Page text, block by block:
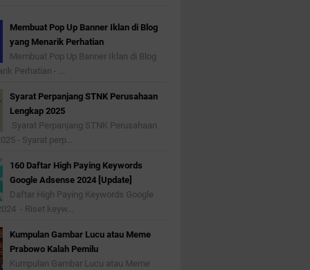
Membuat Pop Up Banner Iklan di Blog
yang Menarik Perhatian
Membuat Pop Up Banner Iklan di Blog
Perhatian - ...
Syarat Perpanjang STNK Perusahaan
Lengkap 2025
Syarat Perpanjang STNK Perusahaan
- Syarat perp...
160 Daftar High Paying Keywords
Google Adsense 2024 [Update]
Daftar High Paying Keywords Google
- Riset keyw...
Kumpulan Gambar Lucu atau Meme
Prabowo Kalah Pemilu
Kumpulan Gambar Lucu atau Meme